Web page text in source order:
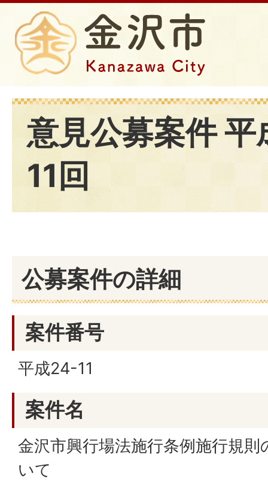
意見公募案件
11回
公募案件の詳細
案件番号
平成24-11
案件名
金沢市興行場法施行条例施行規
いて